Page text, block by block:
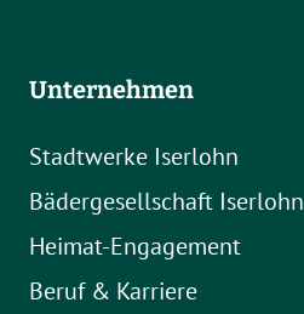
Unternehmen
Stadtwerke Iserlohn
Bädergesellschaft Iserlohn
Heimat-Engagement
Beruf & Karriere